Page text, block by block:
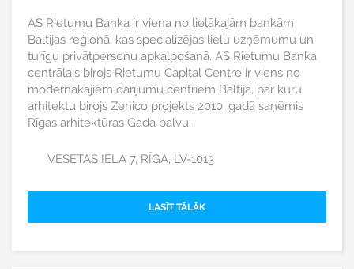
AS Rietumu Banka ir viena no lielākajām bankām
Baltijas reģionā, kas specializējas lielu uzņēmumu un
turīgu privātpersonu apkalpošanā. AS Rietumu Banka
centrālais birojs Rietumu Capital Centre ir viens no
modernākajiem darījumu centriem Baltijā, par kuru
arhitektu birojs Zenico projekts 2010. gadā saņēmis
Rīgas arhitektūras Gada balvu.
VESETAS IELA 7, RĪGA, LV-1013
LASĪT TĀLĀK